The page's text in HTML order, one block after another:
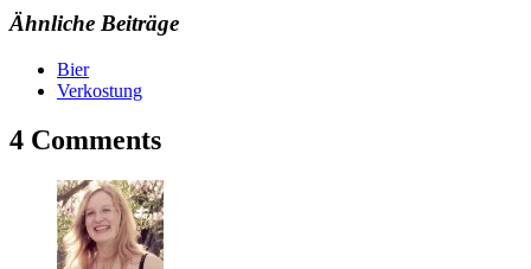
Ähnliche Beiträge
Bier
Verkostung
4 Comments